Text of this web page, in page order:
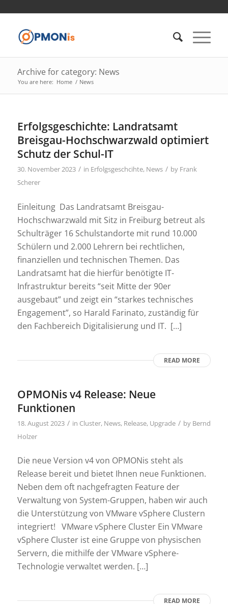
Archive for category: News
You are here: Home / News
Erfolgsgeschichte: Landratsamt
Breisgau-Hochschwarzwald optimiert
Schutz der Schul-IT
30. November 2023 / in Erfolgsgeschcihte, News / by Frank
Scherer
Einleitung Das Landratsamt Breisgau-
Hochschwarzwald mit Sitz in Freiburg betreut als
Schulträger 16 Schulstandorte mit rund 10.000
Schülern und 2.000 Lehrern bei rechtlichen,
finanziellen und technischen Themen. Das
Landratsamt hat die hierfür benötigte IT-
Infrastruktur bereits “seit Mitte der 90er
ausgebaut” und zeigt ein “starkes technisches
Engagement”, so Harald Farinato, zuständig für
den Fachbereich Digitalisierung und IT. […]
READ MORE
OPMONis v4 Release: Neue
Funktionen
18. August 2023 / in Cluster, News, Release, Upgrade / by Bernd
Holzer
Die neue Version v4 von OPMONis steht als
Release bereit und bietet Ihnen neue Funktionen.
Neben dem oft nachgefragten Feature der
Verwaltung von System-Gruppen, haben wir auch
die Unterstützung von VMware vSphere Clustern
integriert! VMware vSphere Cluster Ein VMware
vSphere Cluster ist eine Gruppe von physischen
Servern, die mithilfe der VMware vSphere-
Technologie verwaltet werden. […]
READ MORE